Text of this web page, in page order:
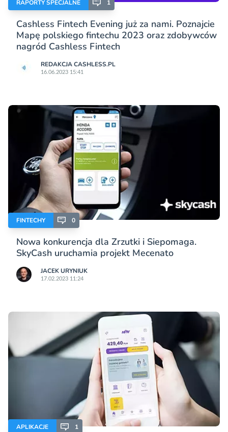
RAPORTY SPECJALNE 1
Cashless Fintech Evening już za nami. Poznajcie
Mapę polskiego fintechu 2023 oraz zdobywców
nagród Cashless Fintech
REDAKCJA CASHLESS.PL
16.06.2023 15:41
FINTECHY 0
Nowa konkurencja dla Zrzutki i Siepomaga.
SkyCash uruchamia projekt Mecenato
JACEK URYNIUK
17.02.2023 11:24
APLIKACJE 1